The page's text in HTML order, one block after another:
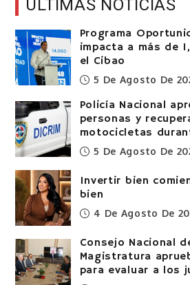
ÚLTIMAS NOTICIAS
Programa
impacta a más de
el Cibao
5 De Agosto De
Policía Nacional
personas y
motocicletas
5 De Agosto De
Invertir bien
bien
4 De Agosto De
Consejo Nacional
Magistratura
para evaluar a los